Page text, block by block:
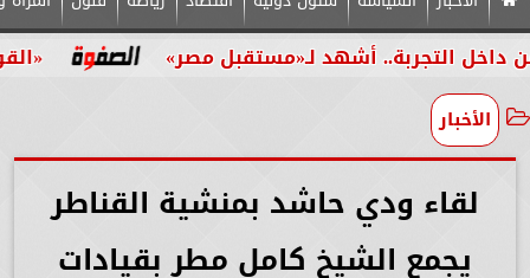
«القومي للأشخاص لـ«مستقبل مصر»
الأخبار
لقاء ودي حاشد بمنشية القناطر
يجمع الشيخ كامل مطر بقيادات